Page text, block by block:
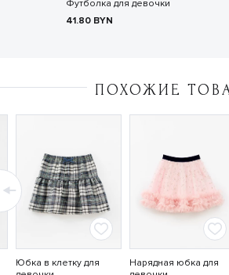
Футболка для девочки
41.80 BYN
ПОХОЖИЕ
Юбка в клетку для
Нарядная юбка для